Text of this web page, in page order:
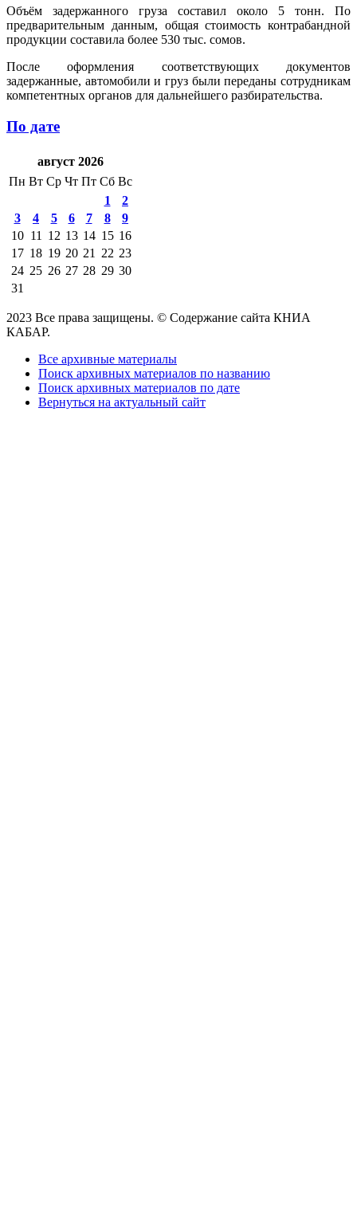
Объём задержанного груза составил около 5 тонн. По
предварительным данным, общая стоимость контрабандной
продукции составила более 530 тыс. сомов.
После оформления соответствующих документов
задержанные, автомобили и груз были переданы сотрудникам
компетентных органов для дальнейшего разбирательства.
По дате
август 2026
Пн Вт Ср Чт Пт Сб Вс
1
2
3
4 5 6 7 8
9
10 11 12 13 14 15 16
17 18 19 20 21 22 23
24 25 26 27 28 29 30
31
2023 Все права защищены. © Содержание сайта КНИА
КАБАР.
Все архивные материалы
Поиск архивных материалов по названию
Поиск архивных материалов по дате
Вернуться на актуальный сайт